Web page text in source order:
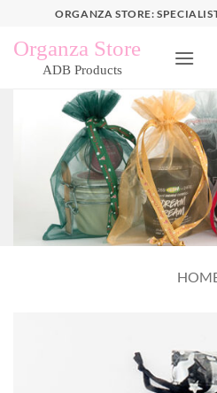
inhoud
ORGANZA STORE: